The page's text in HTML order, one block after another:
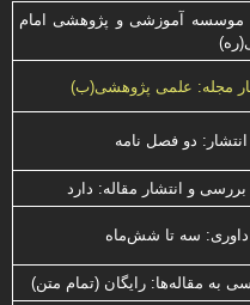
موسسه آموزشی و پژوهشی امام
مجله: علمی پژوهشی(ب)
دو فصل نامه
بررسی و انتشار مقاله: دارد
داوری: سه تا شش‌ماه
به مقاله‌ها: رایگان (تمام متن)